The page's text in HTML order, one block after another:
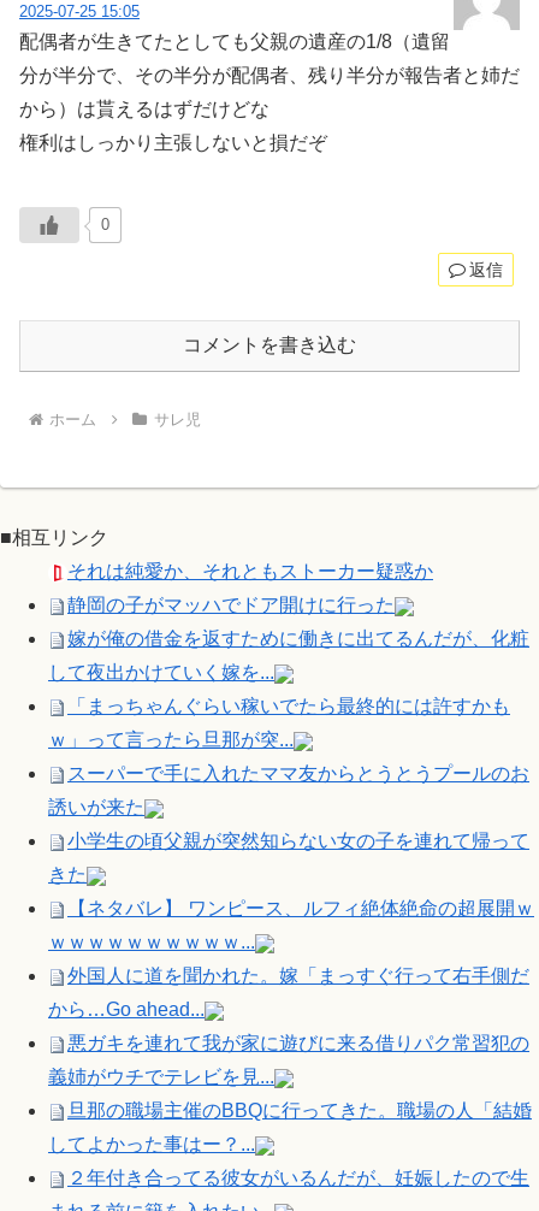
2025-07-25 15:05
配偶者が生きてたとしても父親の遺産の1/8（遺留
分が半分で、その半分が配偶者、残り半分が報告者と姉だ
から）は貰えるはずだけどな
権利はしっかり主張しないと損だぞ
0
返信
コメントを書き込む
ホーム サレ児
■相互リンク
それは純愛か、それともストーカー疑惑か
静岡の子がマッハでドア開けに行った
嫁が俺の借金を返すために働きに出てるんだが、化粧
して夜出かけていく嫁を...
「まっちゃんぐらい稼いでたら最終的には許すかも
ｗ」って言ったら旦那が突...
スーパーで手に入れたママ友からとうとうプールのお
誘いが来た
小学生の頃父親が突然知らない女の子を連れて帰って
きた
【ネタバレ】 ワンピース、ルフィ絶体絶命の超展開ｗ
ｗｗｗｗｗｗｗｗｗｗ...
外国人に道を聞かれた。嫁「まっすぐ行って右手側だ
から…Go ahead...
悪ガキを連れて我が家に遊びに来る借りパク常習犯の
義姉がウチでテレビを見...
旦那の職場主催のBBQに行ってきた。職場の人「結婚
してよかった事はー？...
２年付き合ってる彼女がいるんだが、妊娠したので生